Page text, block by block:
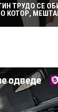
ТРУДО СЕ
КОТОР,
НЕ БИ ГИ